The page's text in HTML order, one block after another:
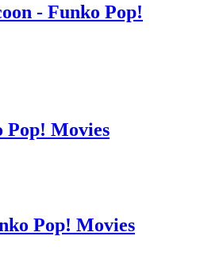
- Funko Pop!
Pop! Movies
Pop! Movies